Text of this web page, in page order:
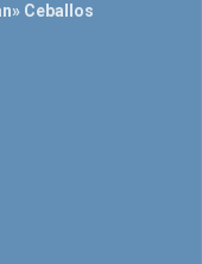
Ceballos